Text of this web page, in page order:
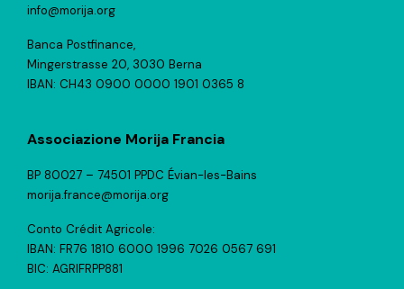
info@morija.org
Banca Postfinance,
Mingerstrasse 20, 3030 Berna
IBAN: CH43 0900 0000 1901 0365 8
Associazione Morija Francia
BP 80027 – 74501 PPDC Évian-les-Bains
morija.france@morija.org
Conto Crédit Agricole:
IBAN: FR76 1810 6000 1996 7026 0567 691
BIC: AGRIFRPP881